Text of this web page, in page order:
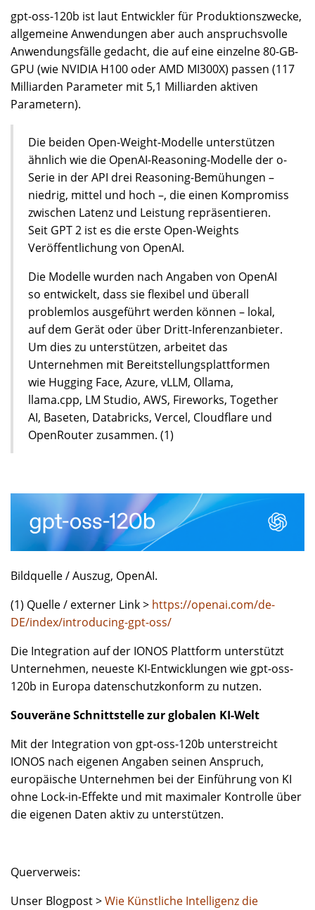
gpt-oss-120b ist laut Entwickler für Produktionszwecke,
allgemeine Anwendungen aber auch anspruchsvolle
Anwendungsfälle gedacht, die auf eine einzelne 80-GB-
GPU (wie NVIDIA H100 oder AMD MI300X) passen (117
Milliarden Parameter mit 5,1 Milliarden aktiven
Parametern).
Die beiden Open-Weight-Modelle unterstützen
ähnlich wie die OpenAI-Reasoning-Modelle der o-
Serie in der API drei Reasoning-Bemühungen –
niedrig, mittel und hoch –, die einen Kompromiss
zwischen Latenz und Leistung repräsentieren.
Seit GPT 2 ist es die erste Open-Weights
Veröffentlichung von OpenAI.
Die Modelle wurden nach Angaben von OpenAI
so entwickelt, dass sie flexibel und überall
problemlos ausgeführt werden können – lokal,
auf dem Gerät oder über Dritt-Inferenzanbieter.
Um dies zu unterstützen, arbeitet das
Unternehmen mit Bereitstellungsplattformen
wie Hugging Face, Azure, vLLM, Ollama,
llama.cpp, LM Studio, AWS, Fireworks, Together
AI, Baseten, Databricks, Vercel, Cloudflare und
OpenRouter zusammen. (1)
Bildquelle / Auszug, OpenAI.
(1) Quelle / externer Link > https://openai.com/de-
DE/index/introducing-gpt-oss/
Die Integration auf der IONOS Plattform unterstützt
Unternehmen, neueste KI-Entwicklungen wie gpt-oss-
120b in Europa datenschutzkonform zu nutzen.
Souveräne Schnittstelle zur globalen KI-Welt
Mit der Integration von gpt-oss-120b unterstreicht
IONOS nach eigenen Angaben seinen Anspruch,
europäische Unternehmen bei der Einführung von KI
ohne Lock-in-Effekte und mit maximaler Kontrolle über
die eigenen Daten aktiv zu unterstützen.
Querverweis:
Unser Blogpost >Wie Künstliche Intelligenz die